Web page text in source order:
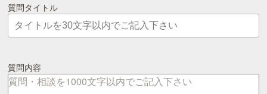
質問タイトル
質問内容